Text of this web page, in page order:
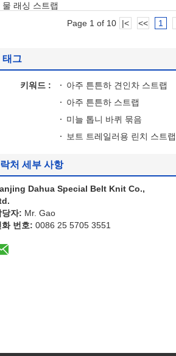
물 래싱 스트랩
Page 1 of 10 |< << 1
태그
키워드 : 아주 튼튼하 견인차 스트랩
아주 튼튼하 스트랩
미늘 톱니 바퀴 묶음
보트 트레일러용 린치 스트랩
처 세부 사항
Dahua Special Belt Knit Co.,
당자: Mr. Gao
화 번호: 0086 25 5705 3551